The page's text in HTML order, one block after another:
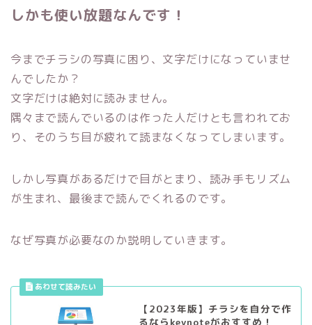
しかも使い放題なんです！
今までチラシの写真に困り、文字だけになっていませ
んでしたか？
文字だけは絶対に読みません。
隅々まで読んでいるのは作った人だけとも言われてお
り、そのうち目が疲れて読まなくなってしまいます。
しかし写真があるだけで目がとまり、読み手もリズム
が生まれ、最後まで読んでくれるのです。
なぜ写真が必要なのか説明していきます。
【2023年版】チラシを自分で作
るならkeynoteがおすすめ！